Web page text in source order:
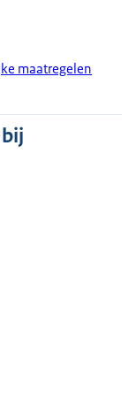
maatregelen